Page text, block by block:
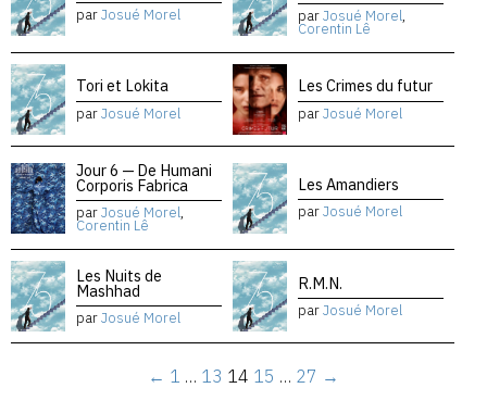
parJosué Morel parJosué Morel,
Corentin Lê
Tori et Lokita
parJosué Morel
Les Crimes du futur
parJosué Morel
Jour 6 — De Humani
Corporis Fabrica
parJosué Morel,
Corentin Lê
Les Amandiers
parJosué Morel
Les Nuits de
Mashhad
parJosué Morel
R.M.N.
parJosué Morel
← 1 … 13 14 15 … 27 →